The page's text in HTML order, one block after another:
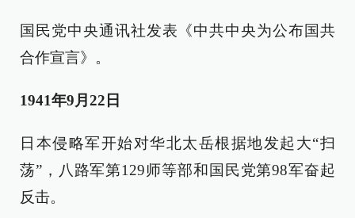
国民党中央通讯社发表《中共中央为公布国共
合作宣言》。
1941年9月22日
日本侵略军开始对华北太岳根据地发起大“扫
荡”，八路军第129师等部和国民党第98军奋起
反击。